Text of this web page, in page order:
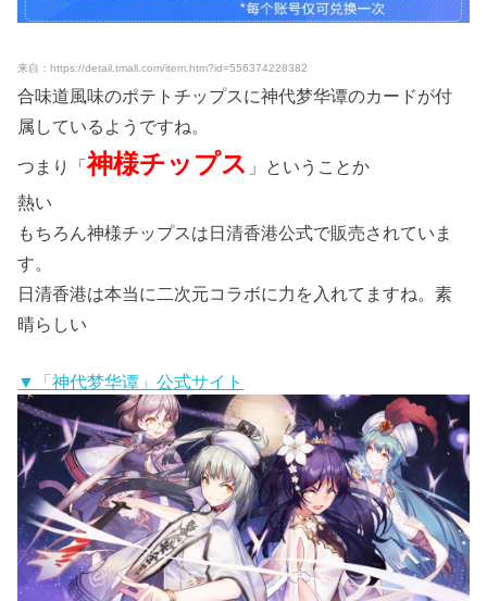
来自：https://detail.tmall.com/item.htm?id=556374228382
合味道風味のポテトチップスに神代梦华谭のカードが付
属しているようですね。
つまり「神様チップス 」ということか
熱い
もちろん神様チップスは日清香港公式で販売されていま
す。
日清香港は本当に二次元コラボに力を入れてますね。素
晴らしい
▼「神代梦华谭」公式サイト